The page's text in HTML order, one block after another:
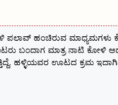
ಹಂಚಿರುವ ಮಾಧ್ಯಮಗಳು
ಬಂದಾಗ ಮಾತ್ರ ನಾಟಿ ಕೋಳಿ
ಹಳ್ಳಿಯವರ ಊಟದ ಕ್ರಮ